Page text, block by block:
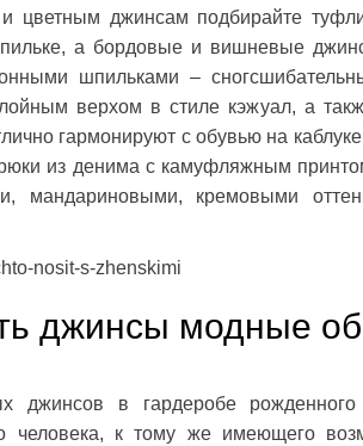
цветным джинсам подбирайте
а бордовые и вишневые
шпильками –
верхом в стиле кэжуал, а
гармонируют с обувью на
из денима с камуфляжным
мандариновыми, кремовыми
nosit-s-zhenskimi
джинсы модные
джинсов в гардеробе
человека, к тому же имеющего